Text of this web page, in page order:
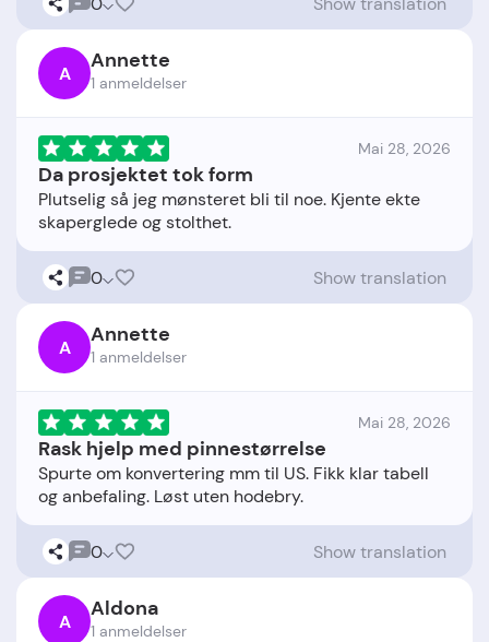
A Annette
1 anmeldelser
Mai 28, 2026
Da prosjektet tok form
Plutselig så jeg mønsteret bli til noe. Kjente ekte
0 Show translation
A Annette
1 anmeldelser
Mai 28, 2026
Rask hjelp med pinnestørrelse
Spurte om konvertering mm til US. Fikk klar tabell
0 Show translation
A Aldona
1 anmeldelser